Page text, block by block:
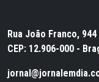
Rua João Franco,
CEP: 12.906-000 -